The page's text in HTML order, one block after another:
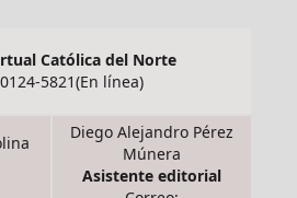
Católica del Norte
5821(En línea)
Diego Alejandro Pérez
Múnera
Asistente editorial